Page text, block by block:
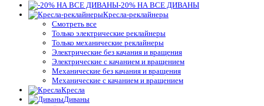
-20% НА ВСЕ ДИВАНЫ
Кресла-реклайнеры
Смотреть все
Только электрические реклайнеры
Только механические реклайнеры
Электрические без качания и вращения
Электрические с качанием и вращением
Механические без качания и вращения
Механические с качанием и вращением
Кресла
Диваны